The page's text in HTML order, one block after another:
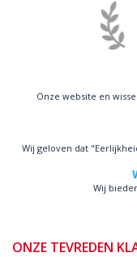
Onze website en
Wij geloven dat
Wij
ONZE TEVREDEN